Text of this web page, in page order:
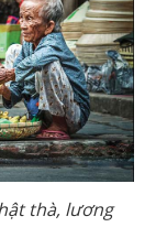
thà, lương